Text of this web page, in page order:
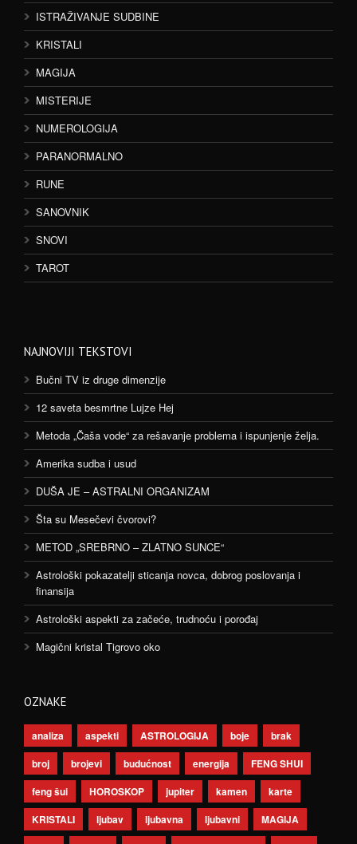
ISTRAŽIVANJE SUDBINE
KRISTALI
MAGIJA
MISTERIJE
NUMEROLOGIJA
PARANORMALNO
RUNE
SANOVNIK
SNOVI
TAROT
NAJNOVIJI TEKSTOVI
Bučni TV iz druge dimenzije
12 saveta besmrtne Lujze Hej
Metoda „Čaša vode“ za rešavanje problema i ispunjenje želja.
Amerika sudba i usud
DUŠA JE – ASTRALNI ORGANIZAM
Šta su Mesečevi čvorovi?
METOD „SREBRNO – ZLATNO SUNCE“
Astrološki pokazatelji sticanja novca, dobrog poslovanja i
finansija
Astrološki aspekti za začeće, trudnoću i porođaj
Magični kristal Tigrovo oko
OZNAKE
analiza aspekti ASTROLOGIJA boje
brak
broj
brojevi budućnost energija
FENG SHUI
feng šui
HOROSKOP jupiter kamen
karte
KRISTALI
ljubav ljubavna ljubavni
MAGIJA